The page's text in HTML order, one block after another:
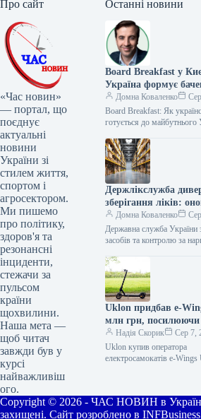
Про сайт
«Час новин»
— портал, що
поєднує
актуальні
новини
України зі
стилем життя,
спортом і
агросектором.
Ми пишемо
про політику,
здоров'я та
резонансні
інциденти,
стежачи за
пульсом
країни
щохвилини.
Наша мета —
щоб читач
завжди був у
курсі
найважливіш
ого.
Останні новини
Board Breakfast у
Україна формує
майбутнього
Домна Коваленко
Board Breakfast: Як
готується до майбутнього
знакова подія для
сектору…
Держлікслужба
зберігання ліків:
ліцензійні умови
Домна Коваленко
Державна служба України
засобів та контролю за
до Ліцензійних умов
господарської діяльності…
Uklon придбав e-
млн грн, посилюючи
на ринку
Надія Скорик
Сер 7,
Uklon купив оператора
електросамокатів e-
становила 97,6 млн грн…
Copyright © 2026 - ЧАС НОВИН в
захищені. Сайт розроблено в